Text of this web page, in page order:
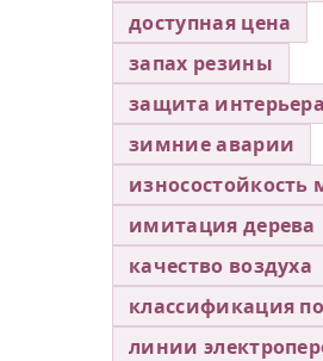
доступная цена
запах резины
защита интерьера
зимние аварии
износостойкость
имитация дерева
качество воздуха
классификация
линии